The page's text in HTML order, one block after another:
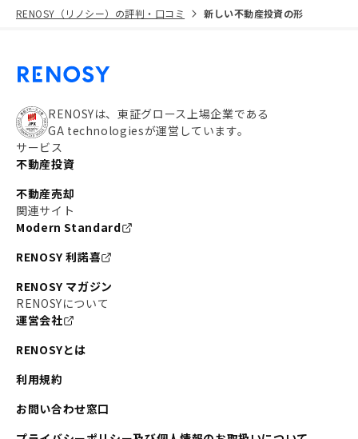
RENOSY（リノシー）の評判・口コミ
新しい不動産投資の形
RENOSYは、東証グロース上場企業である
GA technologiesが運営しています。
サービス
不動産投資
不動産売却
関連サイト
Modern Standard
RENOSY 利諾喜
RENOSY マガジン
RENOSYについて
運営会社
RENOSYとは
利用規約
お問い合わせ窓口